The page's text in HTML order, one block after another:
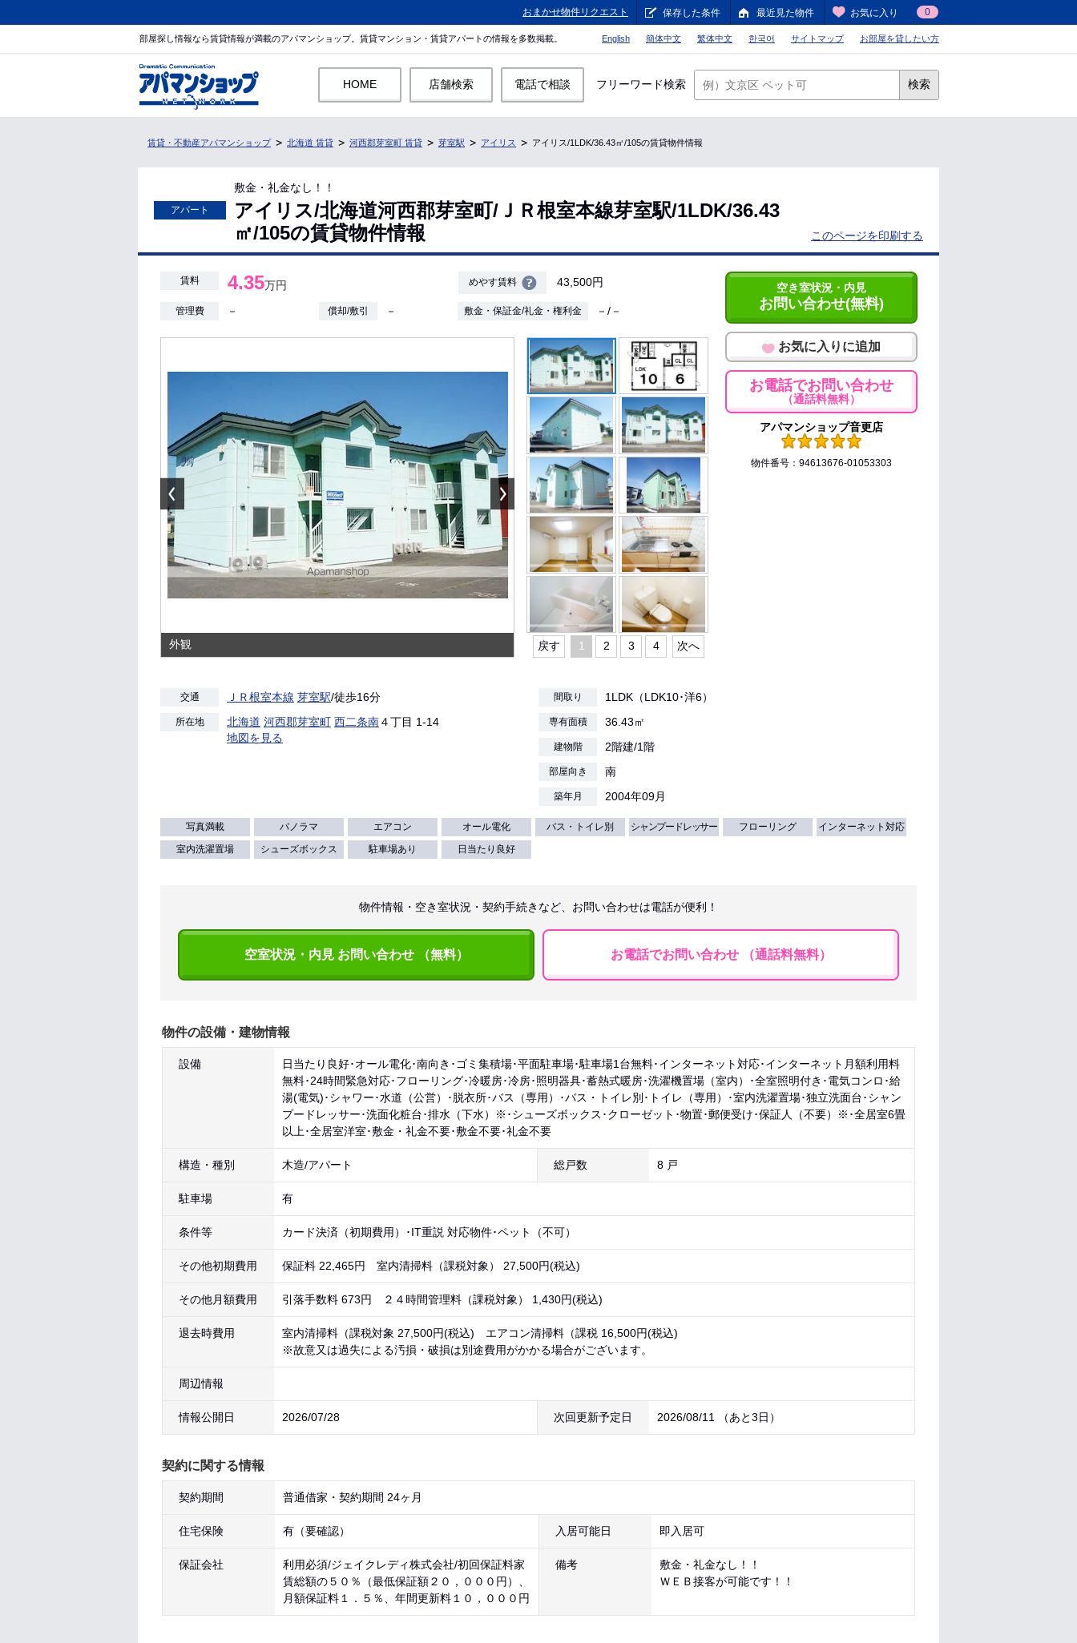
おまかせ物件リクエスト 保存した条件 最近見た物件 お気に入り 0
部屋探し情報なら賃貸情報が満載のアパマンショップ。賃貸マンション・賃貸アパートの情報を多数掲載。 English 簡体中文 繁体中文 한국어 サイトマップ お部屋を貸したい方
HOME 店舗検索 電話で相談 フリーワード検索 検索
賃貸・不動産アパマンショップ 北海道 賃貸 河西郡芽室町 賃貸 芽室駅 アイリス アイリス/1LDK/36.43㎡/105の賃貸物件情報
アパート
敷金・礼金なし！！
アイリス/北海道河西郡芽室町/ＪＲ根室本線芽室駅/1LDK/36.43
㎡/105の賃貸物件情報
このページを印刷する
賃料 4.35万円 めやす賃料 43,500円
管理費 － 償却/敷引 － 敷金・保証金/礼金・権利金 －/－
外観 戻す 1 2 3 4 次へ
空き室状況・内見
お問い合わせ(無料)
お気に入りに追加
お電話でお問い合わせ
（通話料無料）
アパマンショップ音更店
物件番号：94613676-01053303
交通 ＪＲ根室本線 芽室駅/徒歩16分
所在地 北海道 河西郡芽室町 西二条南４丁目 1-14
地図を見る
間取り 1LDK（LDK10･洋6）
専有面積 36.43㎡
建物階 2階建/1階
部屋向き 南
築年月 2004年09月
写真満載 パノラマ エアコン オール電化 バス・トイレ別 シャンプードレッサー フローリング
インターネット対応
室内洗濯置場
シューズボックス 駐車場あり 日当たり良好
物件情報・空き室状況・契約手続きなど、お問い合わせは電話が便利！
空室状況・内見 お問い合わせ （無料） お電話でお問い合わせ （通話料無料）
物件の設備・建物情報
設備
日当たり良好･オール電化･南向き･ゴミ集積場･平面駐車場･駐車場1台無料･インターネット対応･インターネット月額利用料
無料･24時間緊急対応･フローリング･冷暖房･冷房･照明器具･蓄熱式暖房･洗濯機置場（室内）･全室照明付き･電気コンロ･給
湯(電気)･シャワー･水道（公営）･脱衣所･バス（専用）･バス・トイレ別･トイレ（専用）･室内洗濯置場･独立洗面台･シャン
プードレッサー･洗面化粧台･排水（下水）※･シューズボックス･クローゼット･物置･郵便受け･保証人（不要）※･全居室6畳
以上･全居室洋室･敷金・礼金不要･敷金不要･礼金不要
構造・種別 木造/アパート 総戸数 8 戸
駐車場 有
条件等 カード決済（初期費用）･IT重説 対応物件･ペット（不可）
その他初期費用 保証料 22,465円 室内清掃料（課税対象） 27,500円(税込)
その他月額費用 引落手数料 673円 ２４時間管理料（課税対象） 1,430円(税込)
退去時費用
室内清掃料（課税対象 27,500円(税込) エアコン清掃料（課税 16,500円(税込)
※故意又は過失による汚損・破損は別途費用がかかる場合がございます。
周辺情報
情報公開日 2026/07/28 次回更新予定日 2026/08/11 （あと3日 ）
契約に関する情報
契約期間 普通借家・契約期間 24ヶ月
住宅保険 有（要確認） 入居可能日 即入居可
保証会社
利用必須/ジェイクレディ株式会社/初回保証料家
賃総額の５０％（最低保証額２０，０００円）、
月額保証料１．５％、年間更新料１０，０００円
備考
敷金・礼金なし！！
ＷＥＢ接客が可能です！！